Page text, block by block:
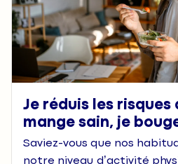
Je réduis les risques
mange sain, je
Saviez-vous que nos
notre niveau d’activité